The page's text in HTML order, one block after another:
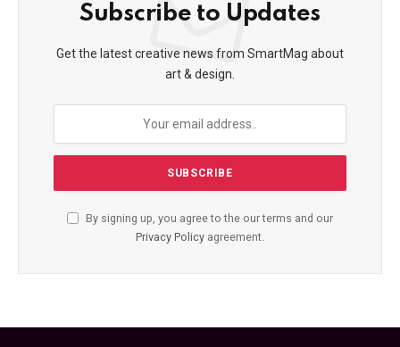
Subscribe to Updates
Get the latest creative news from SmartMag about
art & design.
By signing up, you agree to the our terms and our
Privacy Policy agreement.